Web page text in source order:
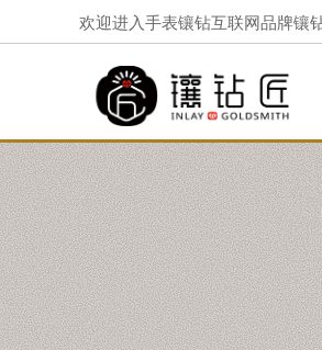
欢迎进入手表镶钻互联网品牌镶